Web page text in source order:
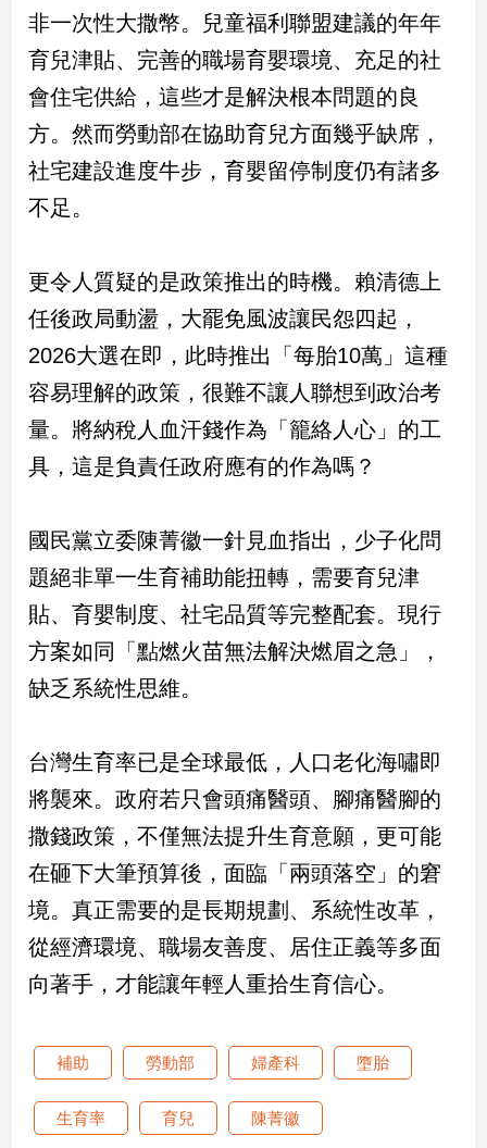
病
毒
專
南
灣
點
南
台
灣
觀
樂
娛
星
聞
流
行/
追
星
生
活
建
築/
設
計
旅
遊/
非一次性大撒幣。兒童福利聯盟建議的年年
育兒津貼、完善的職場育嬰環境、充足的社
會住宅供給，這些才是解決根本問題的良
方。然而勞動部在協助育兒方面幾乎缺席，
社宅建設進度牛步，育嬰留停制度仍有諸多
不足。
更令人質疑的是政策推出的時機。賴清德上
任後政局動盪，大罷免風波讓民怨四起，
2026大選在即，此時推出「每胎10萬」這種
容易理解的政策，很難不讓人聯想到政治考
量。將納稅人血汗錢作為「籠絡人心」的工
具，這是負責任政府應有的作為嗎？
國民黨立委陳菁徽一針見血指出，少子化問
題絕非單一生育補助能扭轉，需要育兒津
貼、育嬰制度、社宅品質等完整配套。現行
方案如同「點燃火苗無法解決燃眉之急」，
缺乏系統性思維。
台灣生育率已是全球最低，人口老化海嘯即
將襲來。政府若只會頭痛醫頭、腳痛醫腳的
撒錢政策，不僅無法提升生育意願，更可能
在砸下大筆預算後，面臨「兩頭落空」的窘
境。真正需要的是長期規劃、系統性改革，
從經濟環境、職場友善度、居住正義等多面
向著手，才能讓年輕人重拾生育信心。
補助 勞動部 婦產科 墮胎
生育率 育兒 陳菁徽